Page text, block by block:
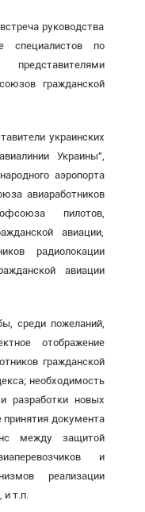
руководства
специалистов по
гражданской
украинских
Украины",
аэропорта
авиаработников
пилотов,
авиации,
радиолокации
авиации
среди пожеланий,
отображение
гражданской
необходимость
разработки новых
принятия документа
между защитой
и
реализации
и т.п.